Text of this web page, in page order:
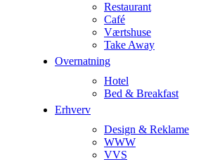
Restaurant
Café
Værtshuse
Take Away
Overnatning
Hotel
Bed & Breakfast
Erhverv
Design & Reklame
WWW
VVS